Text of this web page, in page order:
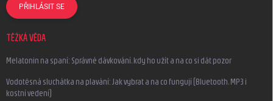
PŘIHLÁSIT SE
TĚŽKÁ VĚDA
Melatonin na spaní: Správné dávkování, kdy ho užít a na co si dát pozor
Vodotěsná sluchátka na plavání: Jak vybrat a na co fungují (Bluetooth, MP3 i
kostní vedení)